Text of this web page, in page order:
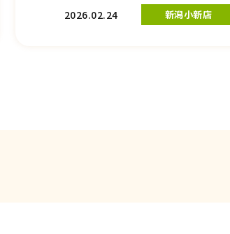
2026.02.24 新潟小新店